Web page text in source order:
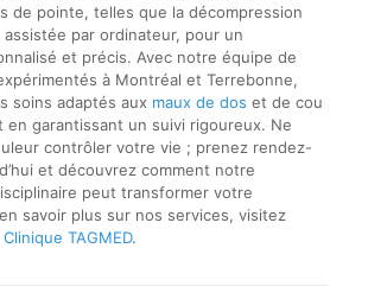
de pointe, telles que la décompression
par ordinateur, pour un
et précis. Avec notre équipe de
à Montréal et Terrebonne,
soins adaptés aux maux de dos et de cou
garantissant un suivi rigoureux. Ne
contrôler votre vie ; prenez rendez-
et découvrez comment notre
peut transformer votre
savoir plus sur nos services, visitez
Clinique TAGMED.